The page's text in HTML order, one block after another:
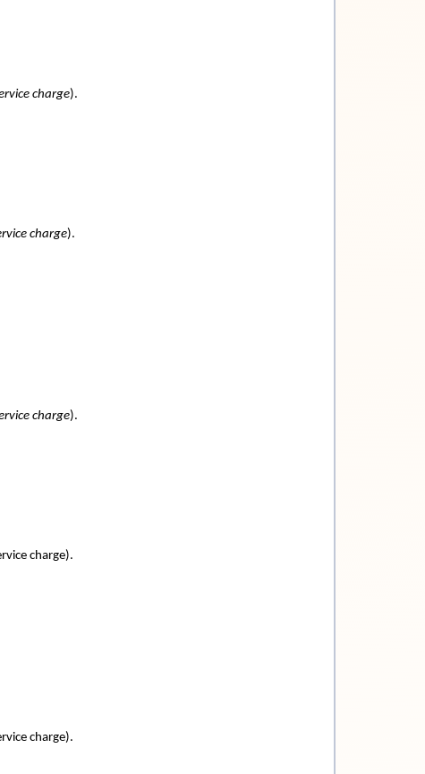
charge).
charge).
charge).
charge).
charge).